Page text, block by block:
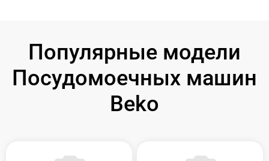
Популярные модели
Посудомоечных машин
Beko